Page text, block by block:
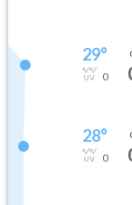
29°
0
28°
0